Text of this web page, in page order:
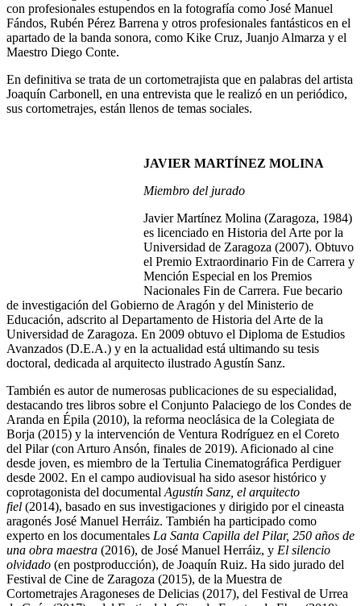
con profesionales estupendos en la fotografía como José Manuel
Fándos, Rubén Pérez Barrena y otros profesionales fantásticos en el
apartado de la banda sonora, como Kike Cruz, Juanjo Almarza y el
Maestro Diego Conte.
En definitiva se trata de un cortometrajista que en palabras del artista
Joaquín Carbonell, en una entrevista que le realizó en un periódico,
sus cortometrajes, están llenos de temas sociales.
JAVIER MARTÍNEZ MOLINA
Miembro del jurado
Javier Martínez Molina (Zaragoza, 1984)
es licenciado en Historia del Arte por la
Universidad de Zaragoza (2007). Obtuvo
el Premio Extraordinario Fin de Carrera y
Mención Especial en los Premios
Nacionales Fin de Carrera. Fue becario
de investigación del Gobierno de Aragón y del Ministerio de
Educación, adscrito al Departamento de Historia del Arte de la
Universidad de Zaragoza. En 2009 obtuvo el Diploma de Estudios
Avanzados (D.E.A.) y en la actualidad está ultimando su tesis
doctoral, dedicada al arquitecto ilustrado Agustín Sanz.
También es autor de numerosas publicaciones de su especialidad,
destacando tres libros sobre el Conjunto Palaciego de los Condes de
Aranda en Épila (2010), la reforma neoclásica de la Colegiata de
Borja (2015) y la intervención de Ventura Rodríguez en el Coreto
del Pilar (con Arturo Ansón, finales de 2019). Aficionado al cine
desde joven, es miembro de la Tertulia Cinematográfica Perdiguer
desde 2002. En el campo audiovisual ha sido asesor histórico y
coprotagonista del documental Agustín Sanz, el arquitecto
fiel (2014), basado en sus investigaciones y dirigido por el cineasta
aragonés José Manuel Herráiz. También ha participado como
experto en los documentales La Santa Capilla del Pilar, 250 años de
una obra maestra (2016), de José Manuel Herráiz, y El silencio
olvidado (en postproducción), de Joaquín Ruiz. Ha sido jurado del
Festival de Cine de Zaragoza (2015), de la Muestra de
Cortometrajes Aragoneses de Delicias (2017), del Festival de Urrea